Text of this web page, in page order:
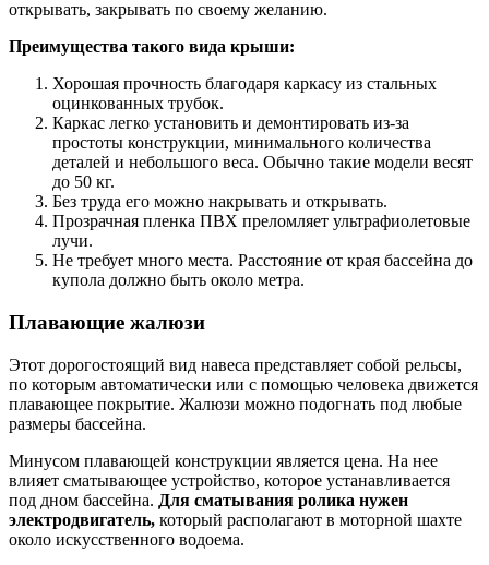
открывать, закрывать по своему желанию.
Преимущества такого вида крыши:
Хорошая прочность благодаря каркасу из стальных
оцинкованных трубок.
Каркас легко установить и демонтировать из-за
простоты конструкции, минимального количества
деталей и небольшого веса. Обычно такие модели весят
до 50 кг.
Без труда его можно накрывать и открывать.
Прозрачная пленка ПВХ преломляет ультрафиолетовые
лучи.
Не требует много места. Расстояние от края бассейна до
купола должно быть около метра.
Плавающие жалюзи
Этот дорогостоящий вид навеса представляет собой рельсы,
по которым автоматически или с помощью человека движется
плавающее покрытие. Жалюзи можно подогнать под любые
размеры бассейна.
Минусом плавающей конструкции является цена. На нее
влияет сматывающее устройство, которое устанавливается
под дном бассейна. Для сматывания ролика нужен
электродвигатель, который располагают в моторной шахте
около искусственного водоема.